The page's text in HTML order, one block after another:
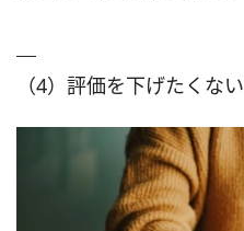
（4）評価を下げたくない